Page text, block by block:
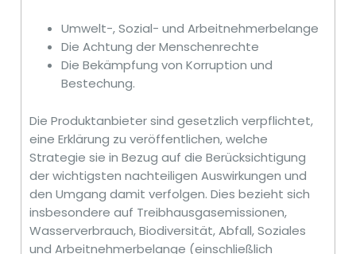
Umwelt-, Sozial- und Arbeitnehmerbelange
Die Achtung der Menschenrechte
Die Bekämpfung von Korruption und
Bestechung.
Die Produktanbieter sind gesetzlich verpflichtet,
eine Erklärung zu veröffentlichen, welche
Strategie sie in Bezug auf die Berücksichtigung
der wichtigsten nachteiligen Auswirkungen und
den Umgang damit verfolgen. Dies bezieht sich
insbesondere auf Treibhausgasemissionen,
Wasserverbrauch, Biodiversität, Abfall, Soziales
und Arbeitnehmerbelange (einschließlich